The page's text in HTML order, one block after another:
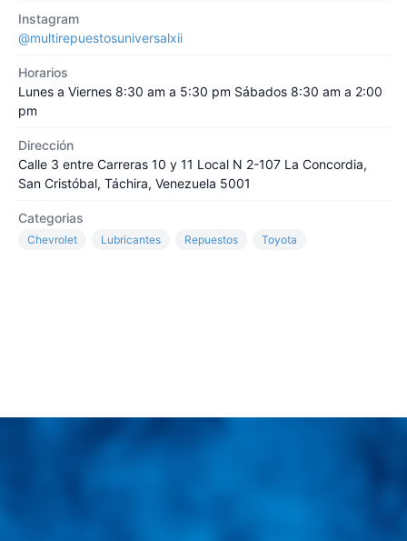
Instagram
@multirepuestosuniversalxii
Horarios
Lunes a Viernes 8:30 am a 5:30 pm Sábados 8:30 am a 2:00
pm
Dirección
Calle 3 entre Carreras 10 y 11 Local N 2-107 La Concordia,
San Cristóbal, Táchira, Venezuela 5001
Categorias
Chevrolet Lubricantes Repuestos Toyota